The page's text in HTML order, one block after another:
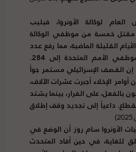
العام لوكالة الأونروا، فيليب
مقتل خمسة من موظفي الوكالة
القليلة الماضية، مما رفع عدد
القتلى من موظفي الأمم المتحدة إلى 284.
إن القصف الإسرائيلي مستمر جواً
أوامر الإخلاء أجبرت عشرات الآلاف،
بالفعل، على الفرار، بينما يشتد
داعياً إلى تجديد وقف إطلاق
الأونروا سام روز أن الوضع في
للغاية، في حين أفاد المتحدث